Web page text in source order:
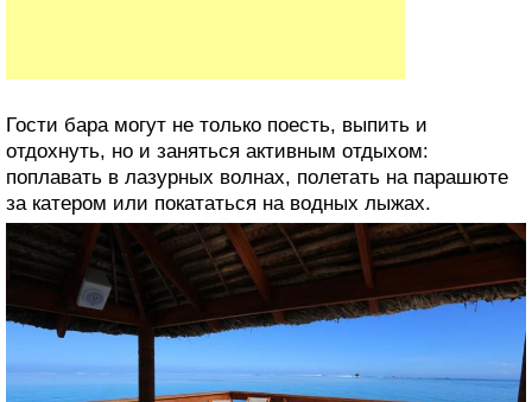
Гости бара могут не только поесть, выпить и
отдохнуть, но и заняться активным отдыхом:
поплавать в лазурных волнах, полетать на парашюте
за катером или покататься на водных лыжах.